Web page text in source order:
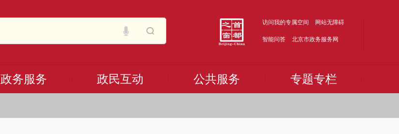
访问我的专属空间 网站无障碍
智能问答 北京市政务服务网
政务服务 政民互动 公共服务 专题专栏